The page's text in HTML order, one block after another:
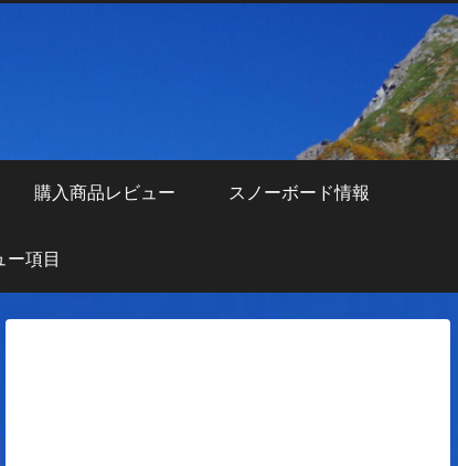
購入商品レビュー スノーボード情報
ー項目